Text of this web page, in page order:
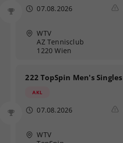
07.08.2026
WTV
AZ Tennisclub
1220 Wien
222 TopSpin Men's Singles
AKL
07.08.2026
WTV